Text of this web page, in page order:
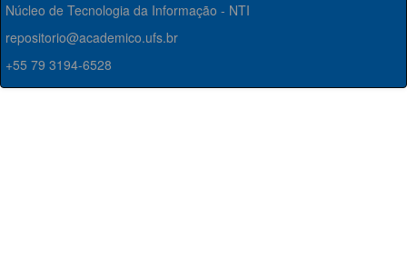
Núcleo de Tecnologia da Informação - NTI
repositorio@academico.ufs.br
+55 79 3194-6528